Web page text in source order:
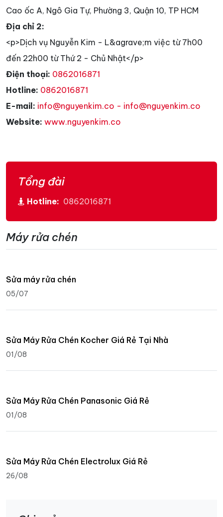
Cao ốc A, Ngô Gia Tự, Phường 3, Quận 10, TP HCM
Địa chỉ 2:
<p>Dịch vụ Nguyễn Kim - L&agrave;m việc từ 7h00
đến 22h00 từ Thứ 2 - Chủ Nhật</p>
Điện thoại: 0862016871
Hotline: 0862016871
E-mail: info@nguyenkim.co - info@nguyenkim.co
Website: www.nguyenkim.co
Tổng đài
Hotline: 0862016871
Máy rửa chén
Sửa máy rửa chén
05/07
Sửa Máy Rửa Chén Kocher Giá Rẻ Tại Nhà
01/08
Sửa Máy Rửa Chén Panasonic Giá Rẻ
01/08
Sửa Máy Rửa Chén Electrolux Giá Rẻ
26/08